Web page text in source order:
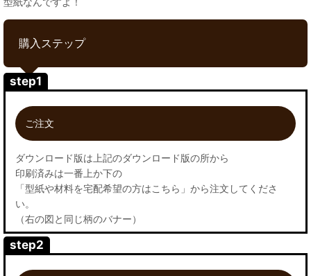
購入ステップ
step1
ご注文
ダウンロード版は上記のダウンロード版の所から
印刷済みは一番上か下の
「型紙や材料を宅配希望の方はこちら」から注文してくださ
い。
（右の図と同じ柄のバナー）
step2